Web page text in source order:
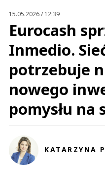
15.05.2026 / 12:39
Eurocash
Inmedio.
potrzebuje
nowego
pomysłu na
KATARZYNA